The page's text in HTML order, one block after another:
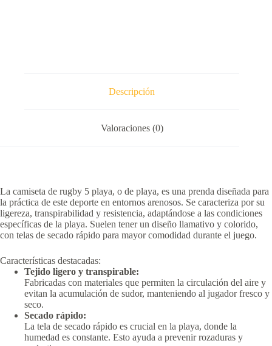
Descripción
Valoraciones (0)
La camiseta de rugby 5 playa, o de playa, es una prenda diseñada para
la práctica de este deporte en entornos arenosos. Se caracteriza por su
ligereza, transpirabilidad y resistencia, adaptándose a las condiciones
específicas de la playa. Suelen tener un diseño llamativo y colorido,
con telas de secado rápido para mayor comodidad durante el juego.
Características destacadas:
Tejido ligero y transpirable:
Fabricadas con materiales que permiten la circulación del aire y
evitan la acumulación de sudor, manteniendo al jugador fresco y
seco.
Secado rápido:
La tela de secado rápido es crucial en la playa, donde la
humedad es constante. Esto ayuda a prevenir rozaduras y